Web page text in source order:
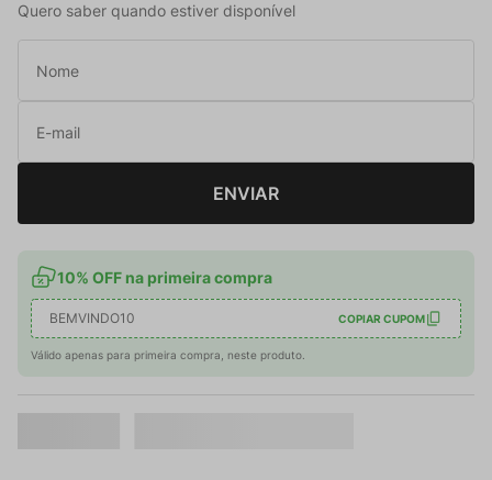
Quero saber quando estiver disponível
ENVIAR
10% OFF na primeira compra
BEMVINDO10 COPIAR CUPOM
Válido apenas para primeira compra, neste produto.